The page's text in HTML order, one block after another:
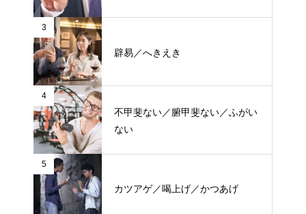
3
辟易／へきえき
4
不甲斐ない／腑甲斐ない／ふがい
ない
5
カツアゲ／喝上げ／かつあげ